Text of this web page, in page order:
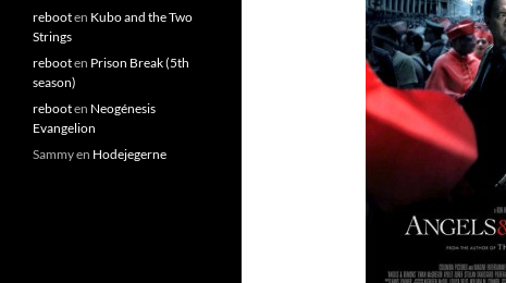
rebooten Kubo and the Two
Strings
rebooten Prison Break (5th
season)
rebooten Neogénesis
Evangelion
Sammyen Hodejegerne